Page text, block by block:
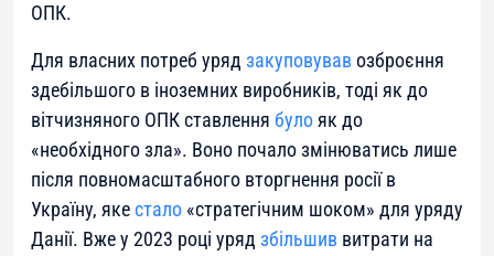
ОПК.
Для власних потреб уряд закуповував озброєння
здебільшого в іноземних виробників, тоді як до
вітчизняного ОПК ставлення було як до
«необхідного зла». Воно почало змінюватись лише
після повномасштабного вторгнення росії в
Україну, якестало «стратегічним шоком» для уряду
Данії. Вже у 2023 році уряд збільшив витрати на